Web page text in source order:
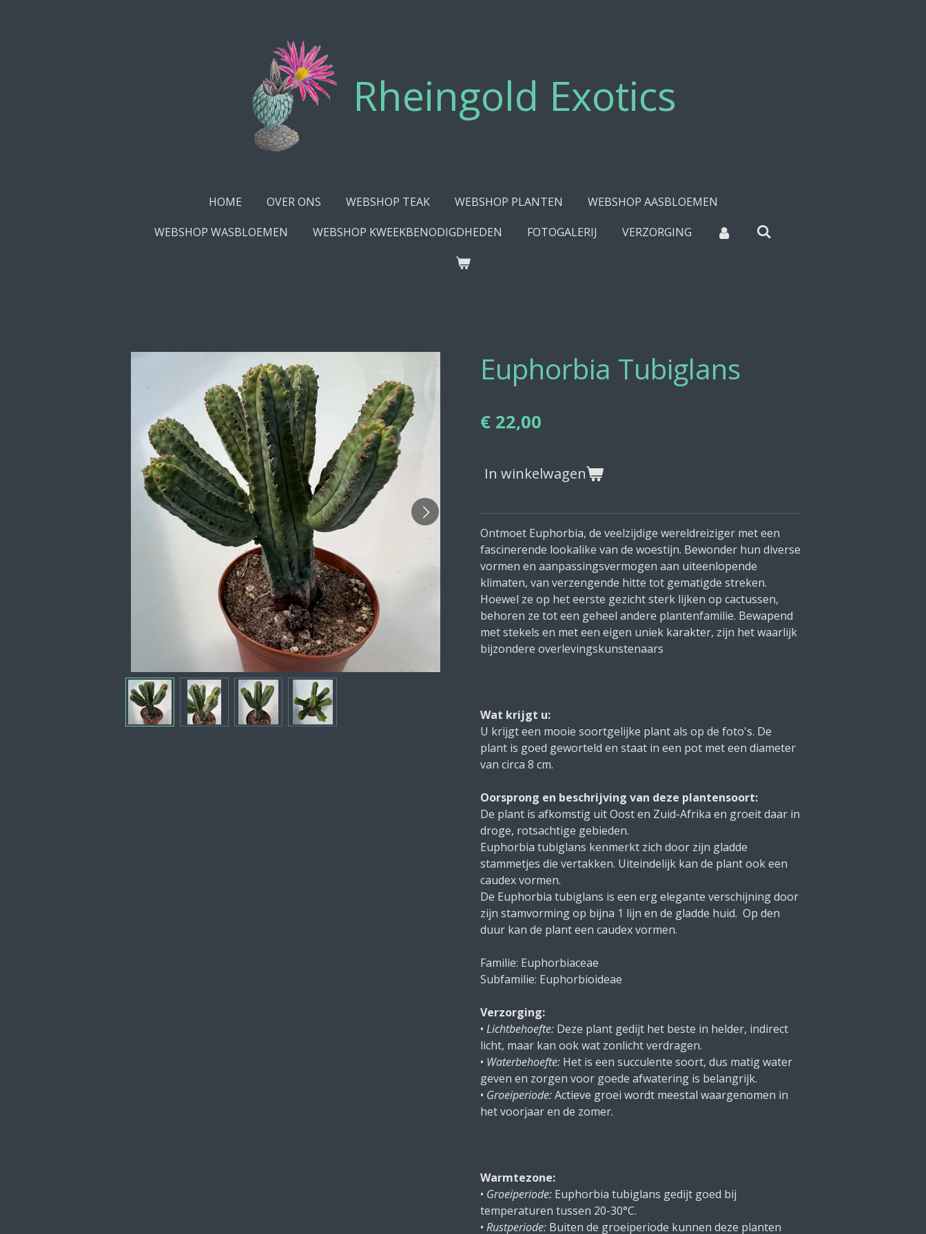
Rheingold Exotics
HOME OVER ONS WEBSHOP TEAK WEBSHOP PLANTEN
WEBSHOP AASBLOEMEN
WEBSHOP WASBLOEMEN
WEBSHOP KWEEKBENODIGDHEDEN FOTOGALERIJ VERZORGING
Euphorbia Tubiglans
€ 22,00
In winkelwagen
Ontmoet Euphorbia, de veelzijdige wereldreiziger met een
fascinerende lookalike van de woestijn. Bewonder hun diverse
vormen en aanpassingsvermogen aan uiteenlopende
klimaten, van verzengende hitte tot gematigde streken.
Hoewel ze op het eerste gezicht sterk lijken op cactussen,
behoren ze tot een geheel andere plantenfamilie. Bewapend
met stekels en met een eigen uniek karakter, zijn het waarlijk
bijzondere overlevingskunstenaars
Wat krijgt u:
U krijgt een mooie soortgelijke plant als op de foto's. De
plant is goed geworteld en staat in een pot met een diameter
van circa 8 cm.
Oorsprong en beschrijving van deze plantensoort:
De plant is afkomstig uit Oost en Zuid-Afrika en groeit daar in
droge, rotsachtige gebieden.
Euphorbia tubiglans kenmerkt zich door zijn gladde
stammetjes die vertakken. Uiteindelijk kan de plant ook een
caudex vormen.
De Euphorbia tubiglans is een erg elegante verschijning door
zijn stamvorming op bijna 1 lijn en de gladde huid. Op den
duur kan de plant een caudex vormen.
Familie: Euphorbiaceae
Subfamilie: Euphorbioideae
Verzorging:
• Lichtbehoefte: Deze plant gedijt het beste in helder, indirect
licht, maar kan ook wat zonlicht verdragen.
• Waterbehoefte: Het is een succulente soort, dus matig water
geven en zorgen voor goede afwatering is belangrijk.
• Groeiperiode:Actieve groei wordt meestal waargenomen in
het voorjaar en de zomer.
Warmtezone:
• Groeiperiode: Euphorbia tubiglans gedijt goed bij
temperaturen tussen 20-30°C.
• Rustperiode: Buiten de groeiperiode kunnen deze planten